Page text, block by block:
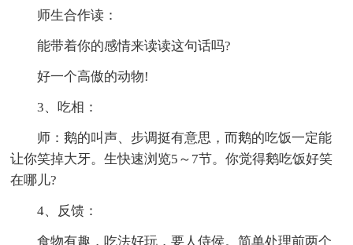
师生合作读：
能带着你的感情来读读这句话吗?
好一个高傲的动物!
3、吃相：
师：鹅的叫声、步调挺有意思，而鹅的吃饭一定能
让你笑掉大牙。生快速浏览5～7节。你觉得鹅吃饭好笑
在哪儿?
4、反馈：
食物有趣，吃法好玩，要人侍侯。简单处理前两个